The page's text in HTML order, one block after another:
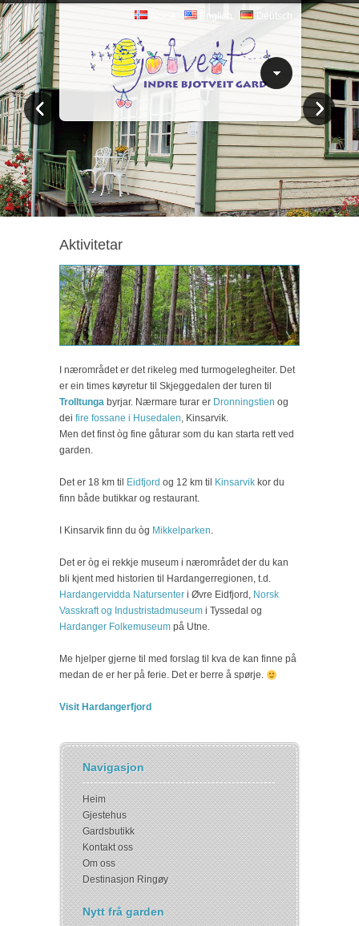
English Deutsch
Aktivitetar
I nærområdet er det rikeleg med turmogelegheiter. Det
er ein times køyretur til Skjeggedalen der turen til
Trolltunga byrjar. Nærmare turar er Dronningstien og
dei fire fossane i Husedalen, Kinsarvik.
Men det finst òg fine gåturar som du kan starta rett ved
garden.
Det er 18 km til Eidfjord og 12 km til Kinsarvik kor du
finn både butikkar og restaurant.
I Kinsarvik finn du òg Mikkelparken.
Det er òg ei rekkje museum i nærområdet der du kan
bli kjent med historien til Hardangerregionen, t.d.
Hardangervidda Natursenter i Øvre Eidfjord, Norsk
Vasskraft og Industristadmuseum i Tyssedal og
Hardanger Folkemuseum på Utne.
Me hjelper gjerne til med forslag til kva de kan finne på
medan de er her på ferie. Det er berre å spørje.
Visit Hardangerfjord
Navigasjon
Heim
Gjestehus
Gardsbutikk
Kontakt oss
Om oss
Destinasjon Ringøy
Nytt frå garden